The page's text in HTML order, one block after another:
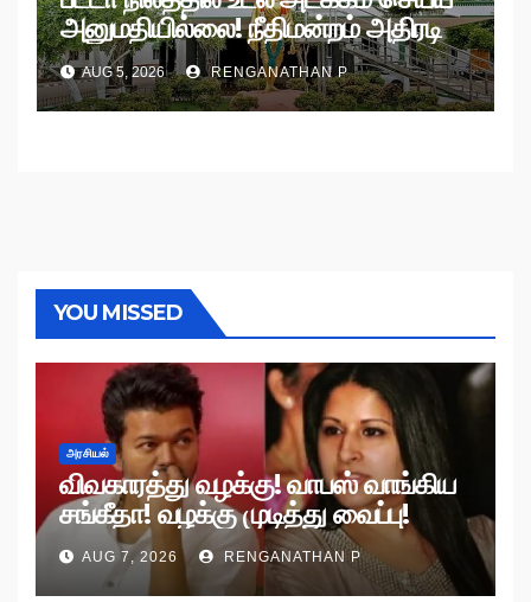
அனுமதியில்லை! நீதிமன்றம் அதிரடி
உத்தரவு!
AUG 5, 2026 RENGANATHAN P
YOU MISSED
அரசியல்
விவகாரத்து வழக்கு! வாபஸ் வாங்கிய
சங்கீதா! வழக்கு முடித்து வைப்பு!
AUG 7, 2026 RENGANATHAN P